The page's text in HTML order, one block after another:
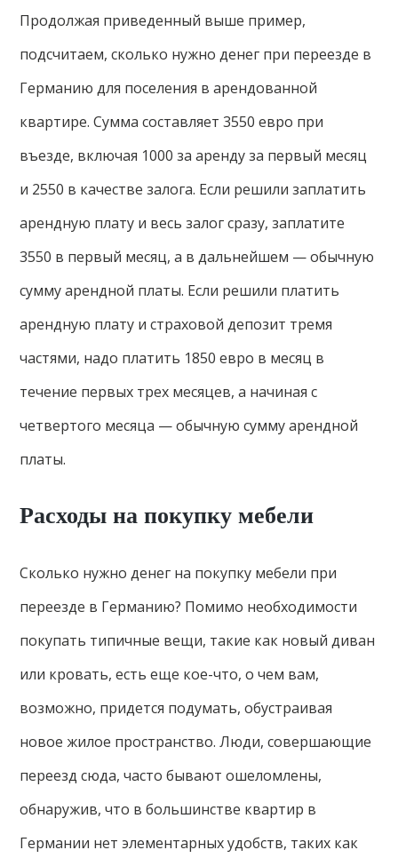
Продолжая приведенный выше пример,
подсчитаем, сколько нужно денег при переезде в
Германию для поселения в арендованной
квартире. Сумма составляет 3550 евро при
въезде, включая 1000 за аренду за первый месяц
и 2550 в качестве залога. Если решили заплатить
арендную плату и весь залог сразу, заплатите
3550 в первый месяц, а в дальнейшем — обычную
сумму арендной платы. Если решили платить
арендную плату и страховой депозит тремя
частями, надо платить 1850 евро в месяц в
течение первых трех месяцев, а начиная с
четвертого месяца — обычную сумму арендной
платы.
Расходы на покупку мебели
Сколько нужно денег на покупку мебели при
переезде в Германию? Помимо необходимости
покупать типичные вещи, такие как новый диван
или кровать, есть еще кое-что, о чем вам,
возможно, придется подумать, обустраивая
новое жилое пространство. Люди, совершающие
переезд сюда, часто бывают ошеломлены,
обнаружив, что в большинстве квартир в
Германии нет элементарных удобств, таких как